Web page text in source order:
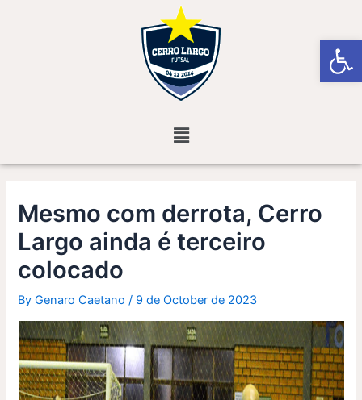
Menu
Mesmo com derrota, Cerro
Largo ainda é terceiro
colocado
ByGenaro Caetano/ 9 de October de 2023